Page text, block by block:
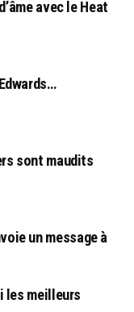
avec le Heat
sont maudits
un message à
les meilleurs